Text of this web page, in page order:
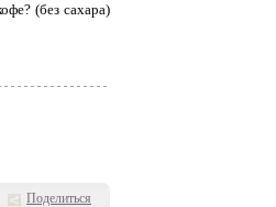
Поделиться
(без сахара)